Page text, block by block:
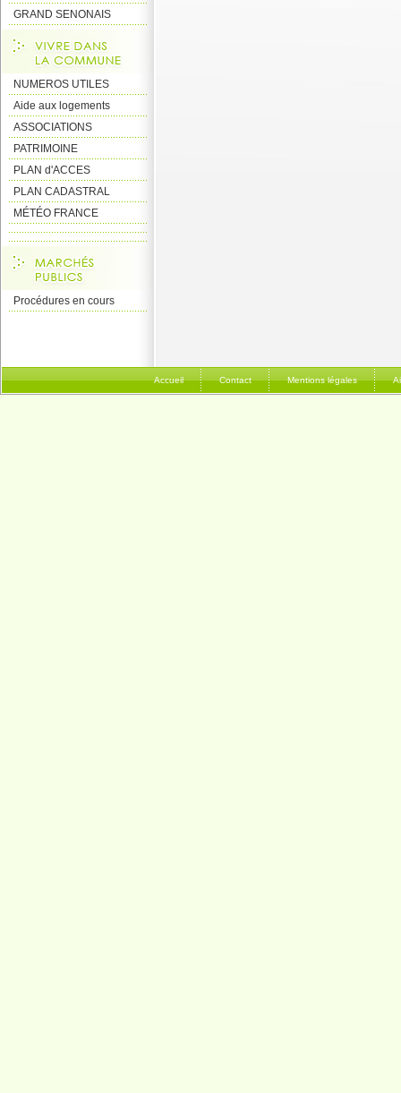
GRAND SENONAIS
NUMEROS UTILES
Aide aux logements
ASSOCIATIONS
PATRIMOINE
PLAN d'ACCES
PLAN CADASTRAL
MÉTÉO FRANCE
Procédures en cours
Accueil Contact Mentions légales